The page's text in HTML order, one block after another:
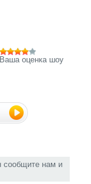
Ваша оценка шоу
сообщите нам и